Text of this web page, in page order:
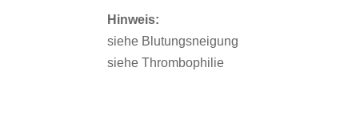
Hinweis:
siehe Blutungsneigung
siehe Thrombophilie